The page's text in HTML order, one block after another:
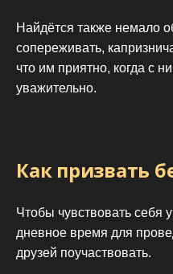
Найдётся также немало
сопереживать,
что им приятно, когда с
уважительно.
Как призвать
Чтобы чувствовать себя
дневное время для
друзей поучаствовать.